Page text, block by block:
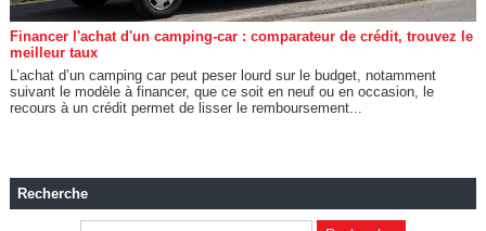
Financer l'achat d'un camping-car : comparateur de crédit, trouvez le
meilleur taux
L’achat d’un camping car peut peser lourd sur le budget, notamment
suivant le modèle à financer, que ce soit en neuf ou en occasion, le
recours à un crédit permet de lisser le remboursement...
Recherche